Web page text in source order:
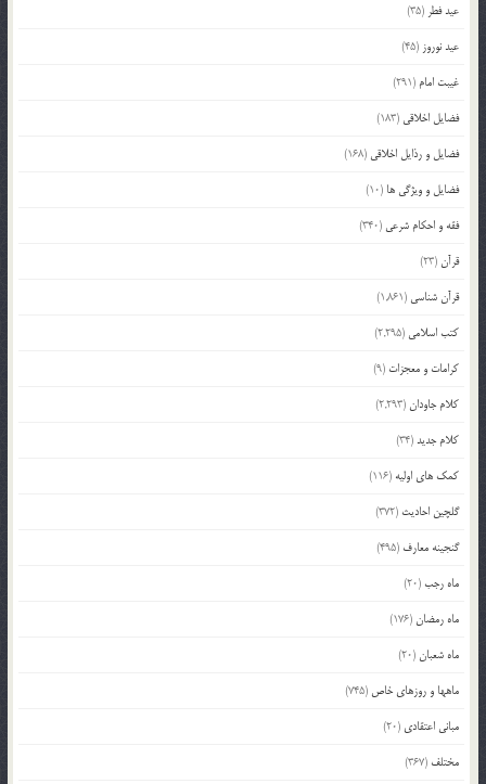
عید فطر (35)
عید نوروز (45)
غیبت امام (291)
فضایل اخلاقی (183)
فضایل و رذایل اخلاقی (168)
فضایل و ویژگی ها (10)
فقه و احکام شرعی (340)
قرآن(23)
قرآن شناسی (1,861)
کتب اسلامی (2,295)
کرامات و معجزات (9)
کلام جاودان(2,293)
کلام جدید(34)
کمک های اولیه (116)
گلچین احادیث (372)
گنجینه معارف (495)
ماه رجب(20)
ماه رمضان(176)
ماه شعبان(20)
ماهها و روزهای خاص (745)
مبانی اعتقادی (20)
مختلف (367)